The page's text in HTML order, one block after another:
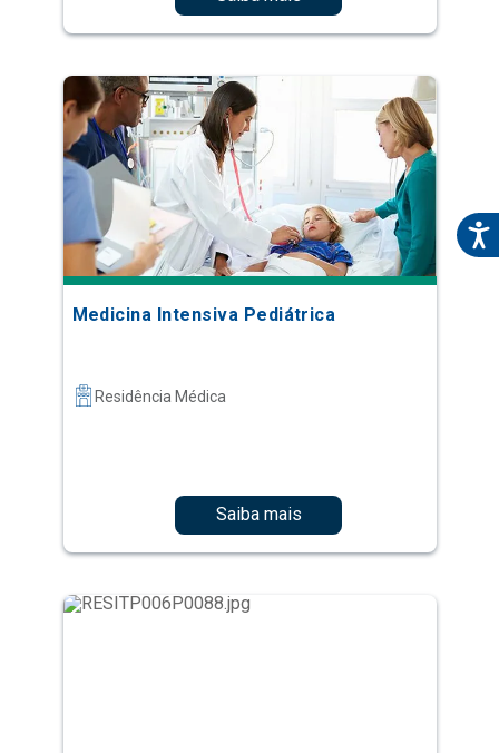
Medicina Intensiva Pediátrica
Residência Médica
Saiba mais